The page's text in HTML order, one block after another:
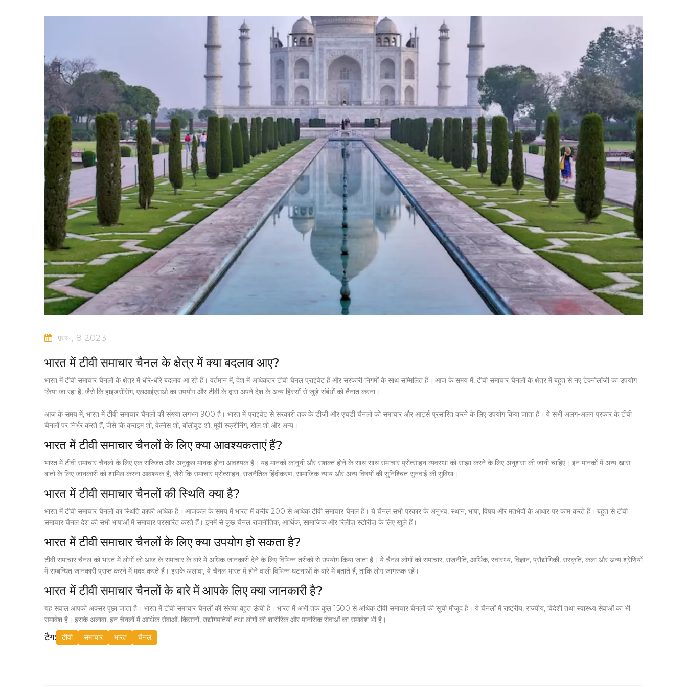
फ़र॰, 8 2023
भारत में टीवी समाचार चैनल के क्षेत्र में क्या बदलाव आए?
भारत में टीवी समाचार चैनलों के क्षेत्र में धीरे-धीरे बदलाव आ रहे हैं। वर्तमान में, देश में अधिकतर टीवी चैनल प्राइवेट हैं और सरकारी निगमों के साथ सम्मिलित हैं। आज के समय में, टीवी समाचार चैनलों के क्षेत्र में बहुत से नए टेक्नोलॉजी का उपयोग
किया जा रहा है, जैसे कि हाइडरोंसिंग, एलआईएसओ का उपयोग और टीवी के द्वारा अपने देश के अन्य हिस्सों से जुड़े संबंधों को तैनात करना।
आज के समय में, भारत में टीवी समाचार चैनलों की संख्या लगभग 900 है। भारत में प्राइवेट से सरकारी तक के डीज़ी और एचडी चैनलों को समाचार और आर्ट्स प्रसारित करने के लिए उपयोग किया जाता है। ये सभी अलग-अलग प्रकार के टीवी
चैनलों पर निर्भर करते हैं, जैसे कि क्राइम शो, वेल्नेस शो, बॉलीवुड शो, मूवी स्क्रीनिंग, खेल शो और अन्य।
भारत में टीवी समाचार चैनलों के लिए क्या आवश्यकताएं हैं?
भारत में टीवी समाचार चैनलों के लिए एक सज्जित और अनुकूल मानक होना आवश्यक है। यह मानकों कानूनी और सशक्त होने के साथ साथ समाचार प्रोत्साहन व्यवस्था को साझा करने के लिए अनुशंसा की जानी चाहिए। इन मानकों में अन्य खास
बातों के लिए जानकारी को शामिल करना आवश्यक है, जैसे कि समाचार प्रोत्साहन, राजनैतिक हिंदीकरण, सामाजिक न्याय और अन्य विषयों की सुनिश्चित सुनवाई की सुविधा।
भारत में टीवी समाचार चैनलों की स्थिति क्या है?
भारत में टीवी समाचार चैनलों का स्थिति काफी अधिक है। आजकल के समय में भारत में करीब 200 से अधिक टीवी समाचार चैनल हैं। ये चैनल सभी प्रकार के अनुभव, स्थान, भाषा, विषय और मतभेदों के आधार पर काम करते हैं। बहुत से टीवी
समाचार चैनल देश की सभी भाषाओं में समाचार प्रसारित करते हैं। इनमें से कुछ चैनल राजनीतिक, आर्थिक, सामाजिक और रिलीज़ स्टोरीज़ के लिए खुले हैं।
भारत में टीवी समाचार चैनलों के लिए क्या उपयोग हो सकता है?
टीवी समाचार चैनल को भारत में लोगों को आज के समाचार के बारे में अधिक जानकारी देने के लिए विभिन्न तरीकों से उपयोग किया जाता है। ये चैनल लोगों को समाचार, राजनीति, आर्थिक, स्वास्थ्य, विज्ञान, प्रौद्योगिकी, संस्कृति, कला और अन्य श्रेणियों
में सम्बन्धित जानकारी प्राप्त करने में मदद करते हैं। इसके अलावा, ये चैनल भारत में होने वाली विभिन्न घटनाओं के बारे में बताते हैं, ताकि लोग जागरूक रहें।
भारत में टीवी समाचार चैनलों के बारे में आपके लिए क्या जानकारी है?
यह सवाल आपको अक्सर पूछा जाता है। भारत में टीवी समाचार चैनलों की संख्या बहुत ऊंची है। भारत में अभी तक कुल 1500 से अधिक टीवी समाचार चैनलों की सूची मौजूद है। ये चैनलों में राष्ट्रीय, राज्यीय, विदेशी तथा स्वास्थ्य सेवाओं का भी
समावेश है। इसके अलावा, इन चैनलों में आर्थिक सेवाओं, किसानों, उद्योगपतियों तथा लोगों की शारीरिक और मानसिक सेवाओं का समावेश भी है।
टैग: टीवी समाचार भारत चैनल